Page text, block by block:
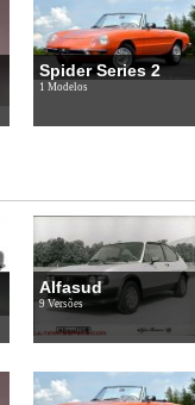
Spider Series 2
1 Modelos
Alfasud
9 Versões